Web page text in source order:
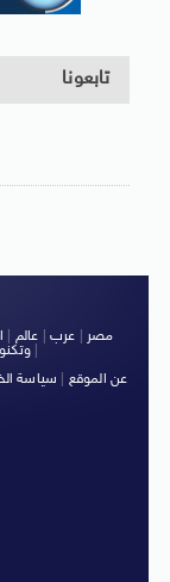
تابعونا
مصر عرب عالم
|
عن الموقع
سياسة